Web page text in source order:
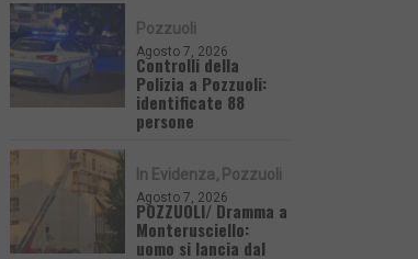
Pozzuoli
Agosto 7, 2026
Controlli della
Polizia a Pozzuoli:
identificate 88
persone
In Evidenza Pozzuoli
Agosto 7, 2026
POZZUOLI/ Dramma a
Monterusciello:
uomo si lancia dal